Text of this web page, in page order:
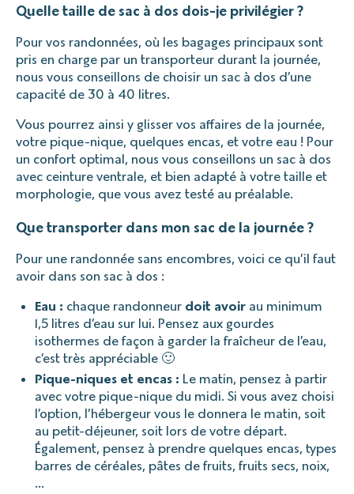
Quelle taille de sac à dos dois-je privilégier ?
Pour vos randonnées, où les bagages principaux sont
pris en charge par un transporteur durant la journée,
nous vous conseillons de choisir un sac à dos d’une
capacité de 30 à 40 litres.
Vous pourrez ainsi y glisser vos affaires de la journée,
votre pique-nique, quelques encas, et votre eau ! Pour
un confort optimal, nous vous conseillons un sac à dos
avec ceinture ventrale, et bien adapté à votre taille et
morphologie, que vous avez testé au préalable.
Que transporter dans mon sac de la journée ?
Pour une randonnée sans encombres, voici ce qu’il faut
avoir dans son sac à dos :
Eau : chaque randonneur doit avoir au minimum
1,5 litres d’eau sur lui. Pensez aux gourdes
isothermes de façon à garder la fraîcheur de l’eau,
c’est très appréciable 🙂
Pique-niques et encas : Le matin, pensez à partir
avec votre pique-nique du midi. Si vous avez choisi
l’option, l’hébergeur vous le donnera le matin, soit
au petit-déjeuner, soit lors de votre départ.
Également, pensez à prendre quelques encas, types
barres de céréales, pâtes de fruits, fruits secs, noix,
…